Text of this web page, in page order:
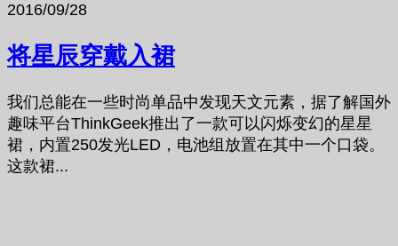
2016/09/28
将星辰穿戴入裙
我们总能在一些时尚单品中发现天文元素，据了解国外
趣味平台ThinkGeek推出了一款可以闪烁变幻的星星
裙，内置250发光LED，电池组放置在其中一个口袋。
这款裙...